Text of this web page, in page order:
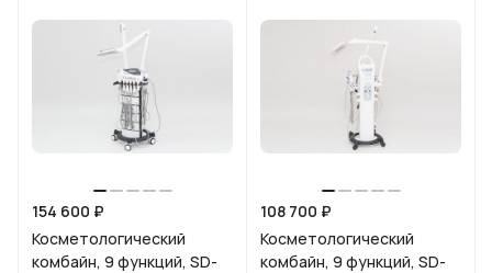
154 600 ₽
Косметологический
комбайн, 9 функций, SD-
108 700 ₽
Косметологический
комбайн, 9 функций, SD-